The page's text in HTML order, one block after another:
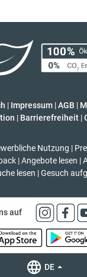
| Impressum |AGB |
| Barrierefreiheit |
Nutzung |
| Angebote lesen |
lesen | Gesuch
auf
DE